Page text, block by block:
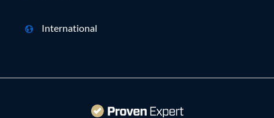
International